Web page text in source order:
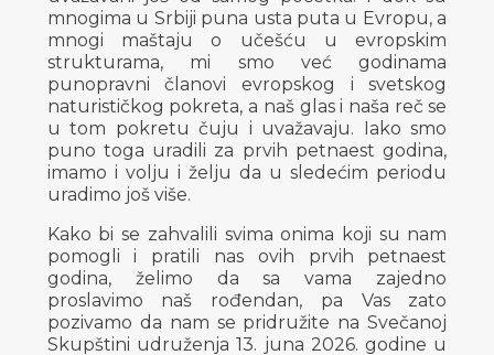
mnogima u Srbiji puna usta puta u Evropu, a
mnogi maštaju o učešću u evropskim
strukturama, mi smo već godinama
punopravni članovi evropskog i svetskog
naturističkog pokreta, a naš glas i naša reč se
u tom pokretu čuju i uvažavaju. Iako smo
puno toga uradili za prvih petnaest godina,
imamo i volju i želju da u sledećim periodu
uradimo još više.
Kako bi se zahvalili svima onima koji su nam
pomogli i pratili nas ovih prvih petnaest
godina, želimo da sa vama zajedno
proslavimo naš rođendan, pa Vas zato
pozivamo da nam se pridružite na Svečanoj
Skupštini udruženja 13. juna 2026. godine u